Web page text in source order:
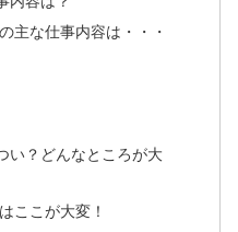
主な仕事内容は・・・
い？どんなところが大
ここが大変！